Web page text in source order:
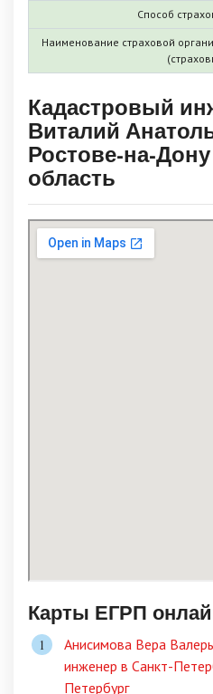
Способ
Наименование страховой
Кадастровый
Виталий
Ростове-на-
область
Карты ЕГРП
Анисимова Вера
инженер в Санкт-
Петербург